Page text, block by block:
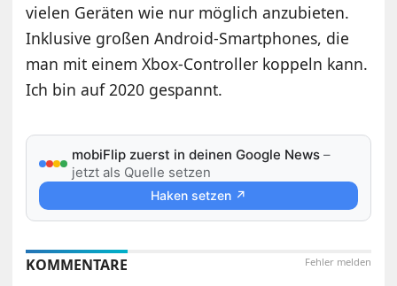
vielen Geräten wie nur möglich anzubieten.
Inklusive großen Android-Smartphones, die
man mit einem Xbox-Controller koppeln kann.
Ich bin auf 2020 gespannt.
mobiFlip zuerst in deinen Google News –
jetzt als Quelle setzen
Haken setzen ↗
Fehler melden
KOMMENTARE